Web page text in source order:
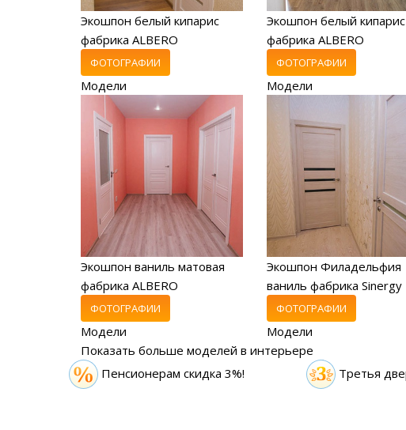
Экошпон белый кипарис
фабрика ALBERO
ФОТОГРАФИИ
Модели
Экошпон белый кипарис
фабрика ALBERO
ФОТОГРАФИИ
Модели
Экошпон ваниль матовая
фабрика ALBERO
ФОТОГРАФИИ
Модели
Экошпон Филадельфия
ваниль фабрика Sinergy
ФОТОГРАФИИ
Модели
Показать больше моделей в интерьере
Пенсионерам скидка 3%! Третья